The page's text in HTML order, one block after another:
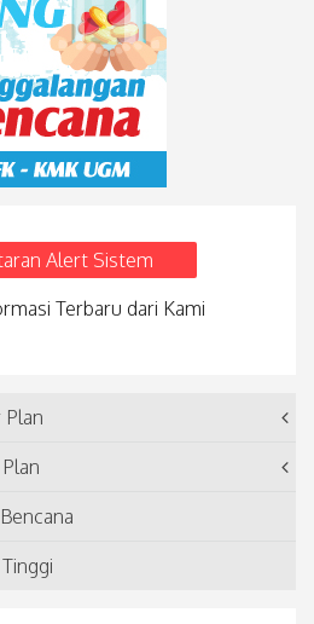
Alert Sistem
Terbaru dari Kami